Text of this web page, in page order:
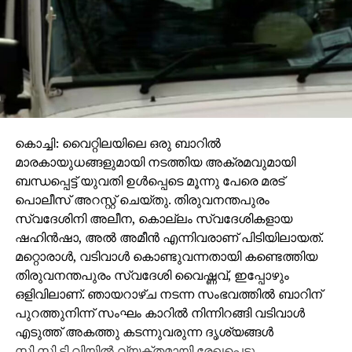
കൊച്ചി: വൈറ്റിലയിലെ ഒരു ബാറില്‍
മാരകായുധങ്ങളുമായി നടത്തിയ അക്രമവുമായി
ബന്ധപ്പെട്ട് യുവതി ഉള്‍പ്പെടെ മൂന്നു പേരെ മരട്
പൊലീസ് അറസ്റ്റ് ചെയ്തു. തിരുവനന്തപുരം
സ്വദേശിനി അലീന, കൊല്ലം സ്വദേശികളായ
ഷഹിന്‍ഷാ, അല്‍ അമീന്‍ എന്നിവരാണ് പിടിയിലായത്.
മറ്റൊരാള്‍, വടിവാള്‍ കൊണ്ടുവന്നതായി കണ്ടെത്തിയ
തിരുവനന്തപുരം സ്വദേശി വൈഷ്ണവ്, ഇപ്പോഴും
ഒളിവിലാണ്. ഞായറാഴ്ച നടന്ന സംഭവത്തില്‍ ബാറിന്
പുറത്തുനിന്ന് സംഘം കാറില്‍ നിന്നിറങ്ങി വടിവാള്‍
എടുത്ത് അകത്തു കടന്നുവരുന്ന ദൃശ്യങ്ങള്‍